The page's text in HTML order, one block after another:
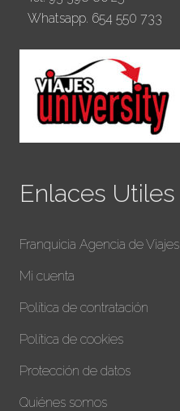
Whatsapp. 654 550 733
Enlaces Utiles
Franquicia Agencia de Viajes
Mi cuenta
Política de contratación
Política de cookies
Protección de datos
Quiénes somos